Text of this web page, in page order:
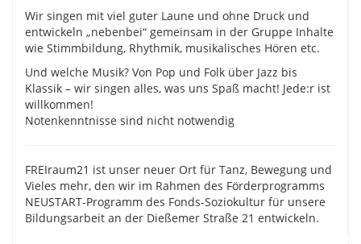
Wir singen mit viel guter Laune und ohne Druck und
entwickeln „nebenbei“ gemeinsam in der Gruppe Inhalte
wie Stimmbildung, Rhythmik, musikalisches Hören etc.
Und welche Musik? Von Pop und Folk über Jazz bis
Klassik – wir singen alles, was uns Spaß macht! Jede:r ist
willkommen!
Notenkenntnisse sind nicht notwendig
FREIraum21 ist unser neuer Ort für Tanz, Bewegung und
Vieles mehr, den wir im Rahmen des Förderprogramms
NEUSTART-Programm des Fonds-Soziokultur für unsere
Bildungsarbeit an der Dießemer Straße 21 entwickeln.